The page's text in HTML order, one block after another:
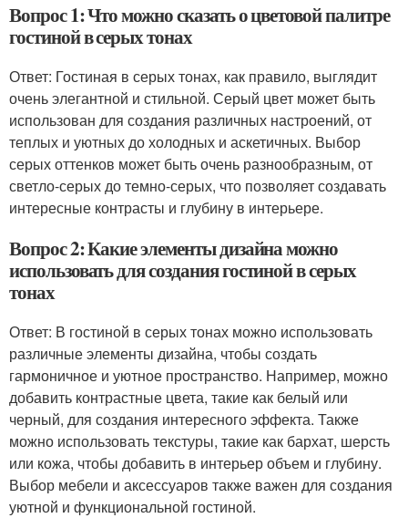
Вопрос 1: Что можно сказать о цветовой палитре
гостиной в серых тонах
Ответ: Гостиная в серых тонах, как правило, выглядит
очень элегантной и стильной. Серый цвет может быть
использован для создания различных настроений, от
теплых и уютных до холодных и аскетичных. Выбор
серых оттенков может быть очень разнообразным, от
светло-серых до темно-серых, что позволяет создавать
интересные контрасты и глубину в интерьере.
Вопрос 2: Какие элементы дизайна можно
использовать для создания гостиной в серых
тонах
Ответ: В гостиной в серых тонах можно использовать
различные элементы дизайна, чтобы создать
гармоничное и уютное пространство. Например, можно
добавить контрастные цвета, такие как белый или
черный, для создания интересного эффекта. Также
можно использовать текстуры, такие как бархат, шерсть
или кожа, чтобы добавить в интерьер объем и глубину.
Выбор мебели и аксессуаров также важен для создания
уютной и функциональной гостиной.